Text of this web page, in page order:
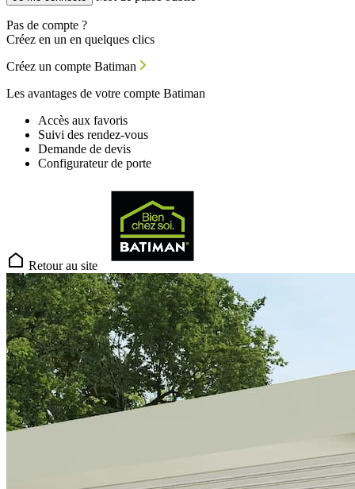
Pas de compte ?
Créez en un en quelques clics
Créez un compte Batiman
Les avantages de votre compte Batiman
Accès aux favoris
Suivi des rendez-vous
Demande de devis
Configurateur de porte
Retour au site